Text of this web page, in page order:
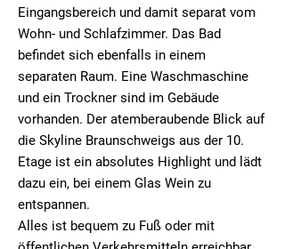
Eingangsbereich und damit separat vom
Wohn- und Schlafzimmer. Das Bad
befindet sich ebenfalls in einem
separaten Raum. Eine Waschmaschine
und ein Trockner sind im Gebäude
vorhanden. Der atemberaubende Blick auf
die Skyline Braunschweigs aus der 10.
Etage ist ein absolutes Highlight und lädt
dazu ein, bei einem Glas Wein zu
entspannen.
Alles ist bequem zu Fuß oder mit